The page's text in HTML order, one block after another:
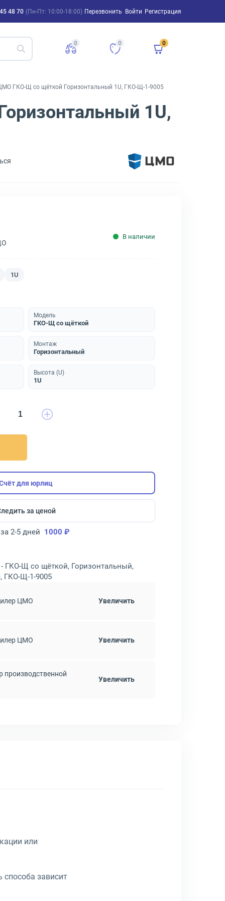
48 70 (Пн-Пт: 10:00-18:00) Перезвонить Войти Регистрация
0 0 0
ГКО-Щ со щёткой Горизонтальный 1U, ГКО-Щ-1-9005
1U,
В наличии
1U
Модель
ГКО-Щ со щёткой
Монтаж
Горизонтальный
Высота (U)
1U
для юрлиц
за ценой
2-5 дней 1000 ₽
ГКО-Щ со щёткой, Горизонтальный,
ГКО-Щ-1-9005
ЦМО Увеличить
ЦМО Увеличить
производственной
Увеличить
или
способа зависит